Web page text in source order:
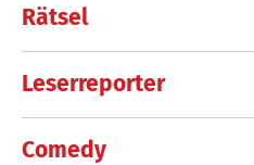
Rätsel
Leserreporter
Comedy